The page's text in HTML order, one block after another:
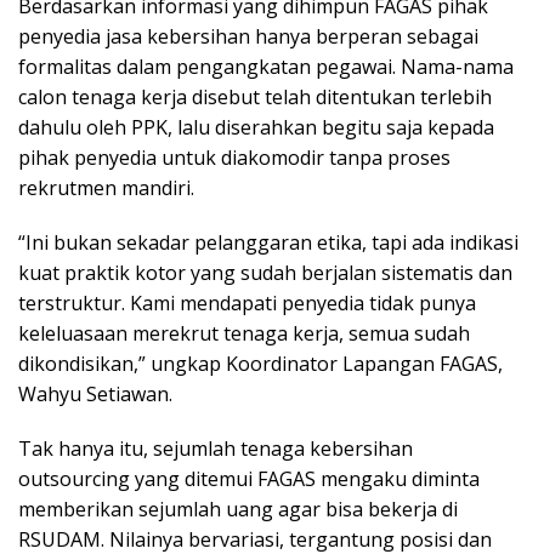
Berdasarkan informasi yang dihimpun FAGAS pihak
penyedia jasa kebersihan hanya berperan sebagai
formalitas dalam pengangkatan pegawai. Nama-nama
calon tenaga kerja disebut telah ditentukan terlebih
dahulu oleh PPK, lalu diserahkan begitu saja kepada
pihak penyedia untuk diakomodir tanpa proses
rekrutmen mandiri.
“Ini bukan sekadar pelanggaran etika, tapi ada indikasi
kuat praktik kotor yang sudah berjalan sistematis dan
terstruktur. Kami mendapati penyedia tidak punya
keleluasaan merekrut tenaga kerja, semua sudah
dikondisikan,” ungkap Koordinator Lapangan FAGAS,
Wahyu Setiawan.
Tak hanya itu, sejumlah tenaga kebersihan
outsourcing yang ditemui FAGAS mengaku diminta
memberikan sejumlah uang agar bisa bekerja di
RSUDAM. Nilainya bervariasi, tergantung posisi dan